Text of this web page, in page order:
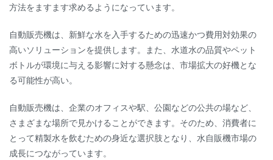
方法をますます求めるようになっています。
自動販売機は、新鮮な水を入手するための迅速かつ費用対効果の
高いソリューションを提供します。また、水道水の品質やペット
ボトルが環境に与える影響に対する懸念は、市場拡大の好機とな
る可能性が高い。
自動販売機は、企業のオフィスや駅、公園などの公共の場など、
さまざまな場所で見かけることができます。そのため、消費者に
とって精製水を飲むための身近な選択肢となり、水自販機市場の
成長につながっています。